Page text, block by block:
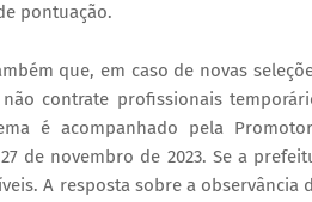
pontuação.
que, em caso de novas
contrate profissionais
é acompanhado pela
de novembro de 2023. Se a
A resposta sobre a observância